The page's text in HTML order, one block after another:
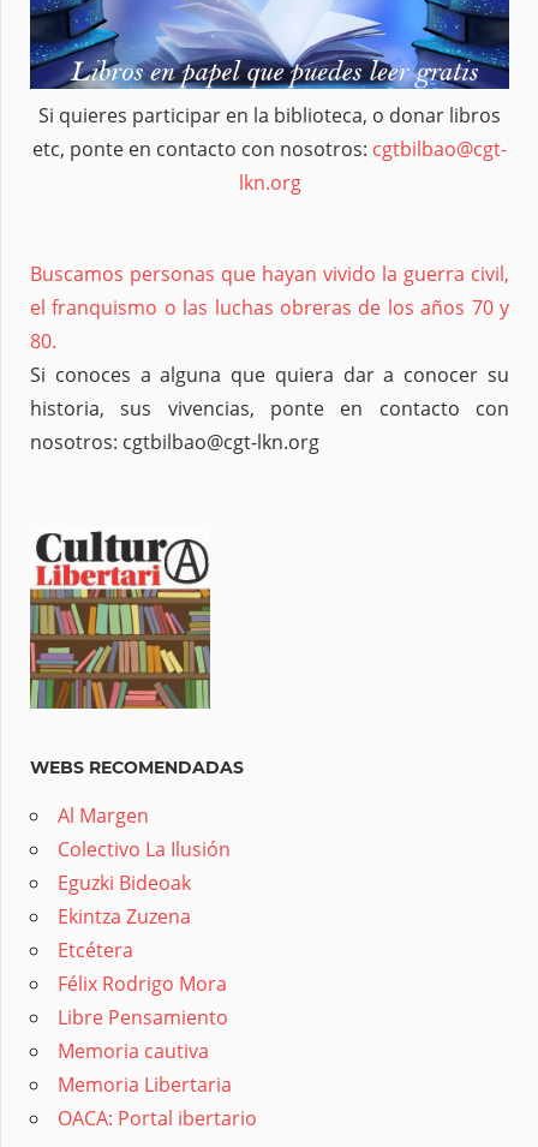
Si quieres participar en la biblioteca, o donar libros
etc, ponte en contacto con nosotros: cgtbilbao@cgt-
lkn.org
Buscamos personas que hayan vivido la guerra civil,
el franquismo o las luchas obreras de los años 70 y
80.
Si conoces a alguna que quiera dar a conocer su
historia, sus vivencias, ponte en contacto con
nosotros: cgtbilbao@cgt-lkn.org
WEBS RECOMENDADAS
Al Margen
Colectivo La Ilusión
Eguzki Bideoak
Ekintza Zuzena
Etcétera
Félix Rodrigo Mora
Libre Pensamiento
Memoria cautiva
Memoria Libertaria
OACA: Portal ibertario